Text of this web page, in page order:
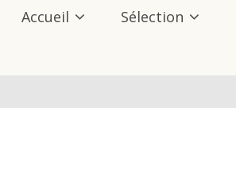
Accueil Sélection